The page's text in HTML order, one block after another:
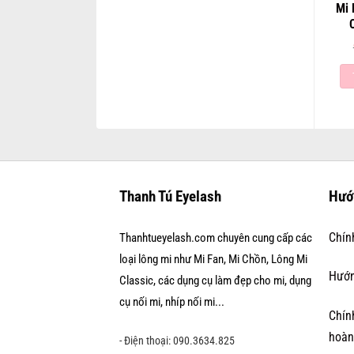
Mi
Thanh Tú Eyelash
Thanhtueyelash.com chuyên cung cấp các
loại lông mi như Mi Fan, Mi Chồn, Lông Mi
Classic, các dụng cụ làm đẹp cho mi, dụng
cụ nối mi, nhíp nối mi...
- Điện thoại: 090.3634.825